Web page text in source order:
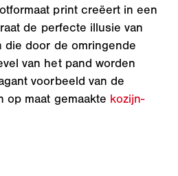
print creëert in een
de perfecte illusie van
die door de omringende
van het pand worden
voorbeeld van de
op maat gemaakte kozijn-